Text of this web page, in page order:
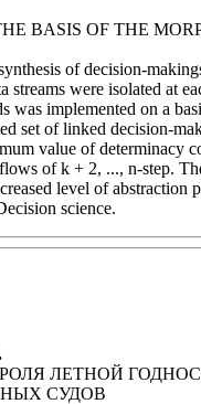
BASIS OF THE
of decision-
were isolated at
was implemented on a
set of linked decision-
value of determinacy
of k + 2, ..., n-step.
level of
science.
ЛЕТНОЙ
СУДОВ